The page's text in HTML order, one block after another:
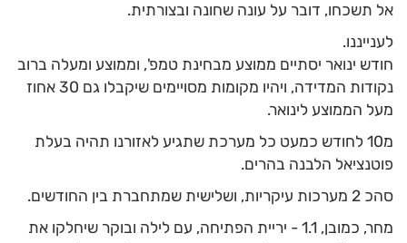
אל תשכחו, דובר על עונה שחונה ובצורתית.
לענייננו.
חודש ינואר יסתיים ממוצע מבחינת טמפ', וממוצע ומעלה ברוב
נקודות המדידה, ויהיו מקומות מסויימים שיקבלו גם 30 אחוז
מעל הממוצע לינואר.
מ10 לחודש כמעט כל מערכת שתגיע לאזורנו תהיה בעלת
פוטנציאל הלבנה בהרים.
סהכ 2 מערכות עיקריות, ושלישית שמתחברת בין החודשים.
מחר, כמובן, 1.1 - יריית הפתיחה, עם לילה ובוקר שיחלקו את